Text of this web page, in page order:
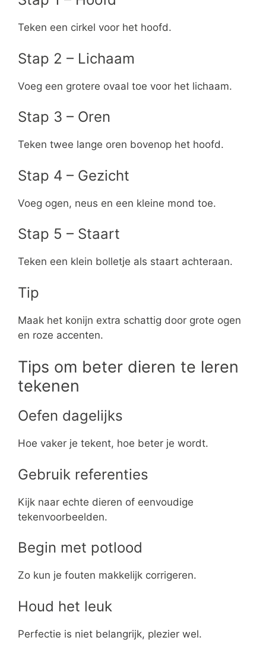
Teken een cirkel voor het hoofd.
Stap 2 – Lichaam
Voeg een grotere ovaal toe voor het lichaam.
Stap 3 – Oren
Teken twee lange oren bovenop het hoofd.
Stap 4 – Gezicht
Voeg ogen, neus en een kleine mond toe.
Stap 5 – Staart
Teken een klein bolletje als staart achteraan.
Tip
Maak het konijn extra schattig door grote ogen
en roze accenten.
Tips om beter dieren te leren
tekenen
Oefen dagelijks
Hoe vaker je tekent, hoe beter je wordt.
Gebruik referenties
Kijk naar echte dieren of eenvoudige
tekenvoorbeelden.
Begin met potlood
Zo kun je fouten makkelijk corrigeren.
Houd het leuk
Perfectie is niet belangrijk, plezier wel.